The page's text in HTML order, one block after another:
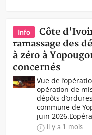
Info
Côte
ramassage des
à zéro à
concernés
Vue de
opération de
dépôts
commune de
juin
il y a 1 mois